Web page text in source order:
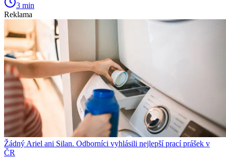
3 min
Reklama
Žádný Ariel ani Silan. Odborníci vyhlásili nejlepší prací prášek v
ČR